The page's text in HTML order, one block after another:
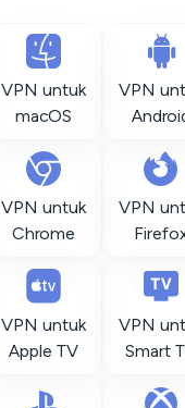
VPN untuk
macOS
VPN
VPN untuk
Chrome
VPN
VPN untuk
Apple TV
VPN
Smart